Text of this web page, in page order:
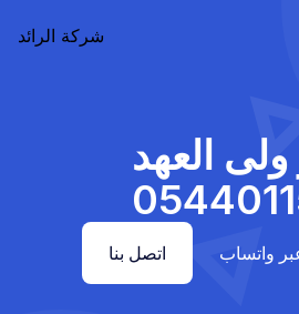
شركة الرائد
ولى العهد
اتصل بنا واتساب